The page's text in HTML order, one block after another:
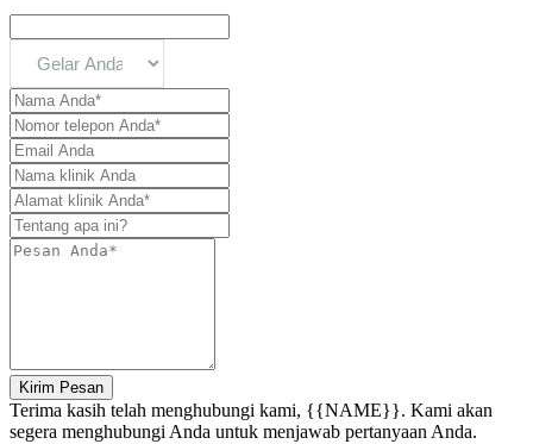
Kirim Pesan
Terima kasih telah menghubungi kami, {{NAME}}. Kami akan
segera menghubungi Anda untuk menjawab pertanyaan Anda.